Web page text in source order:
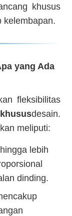
khusus
kelembapan.
yang Ada
fleksibilitas
desain.
meliputi:
lebih
dinding.